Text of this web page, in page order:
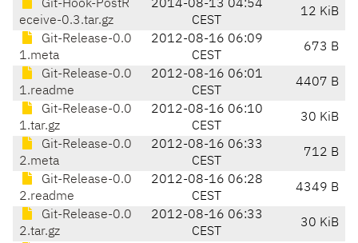
Git-Hook-PostR
eceive-0.3.tar.gz
2014-08-13 04:54
CEST
12 KiB
Git-Release-0.0
1.meta
2012-08-16 06:09
CEST
673 B
Git-Release-0.0
1.readme
2012-08-16 06:01
CEST
4407 B
Git-Release-0.0
1.tar.gz
2012-08-16 06:10
CEST
30 KiB
Git-Release-0.0
2.meta
2012-08-16 06:33
CEST
712 B
Git-Release-0.0
2.readme
2012-08-16 06:28
CEST
4349 B
Git-Release-0.0
2.tar.gz
2012-08-16 06:33
CEST
30 KiB